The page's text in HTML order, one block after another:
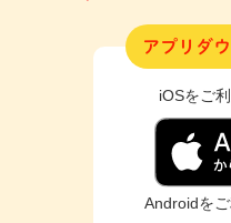
アプリダ
iOSをご
Androidを